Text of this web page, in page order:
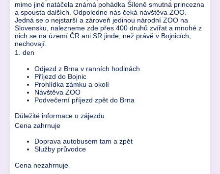
mimo jiné natáčela známá pohádka Šíleně smutná princezna
a spousta dalších. Odpoledne nás čeká návštěva ZOO.
Jedná se o nejstarší a zároveň jedinou národní ZOO na
Slovensku, nalezneme zde přes 400 druhů zvířat a mnohé z
nich se na území ČR ani SR jinde, než právě v Bojnicích,
nechovají.
1. den
Odjezd z Brna v ranních hodinách
Příjezd do Bojnic
Prohlídka zámku a okolí
Návštěva ZOO
Podvečerní příjezd zpět do Brna
Důležité informace o zájezdu
Cena zahrnuje
Doprava autobusem tam a zpět
Služby průvodce
Cena nezahrnuje